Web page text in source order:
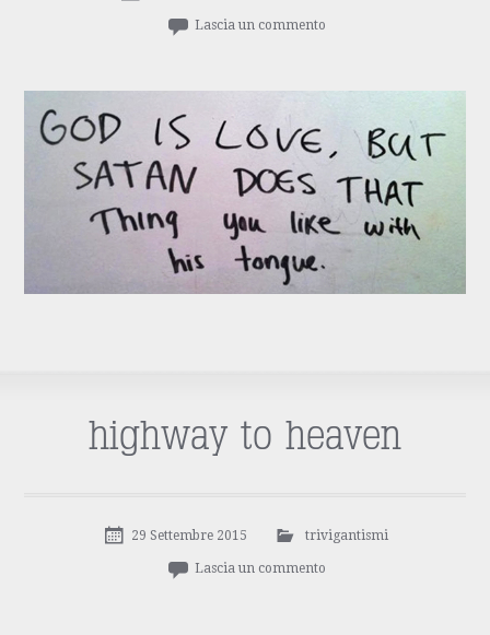
Lascia un commento
highway to heaven
29 Settembre 2015 trivigantismi
Lascia un commento